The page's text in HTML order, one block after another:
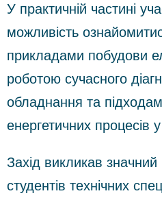
У практичній частині
можливість
прикладами побудови
роботою сучасного
обладнання та
енергетичних процесів
Захід викликав значний
студентів технічних